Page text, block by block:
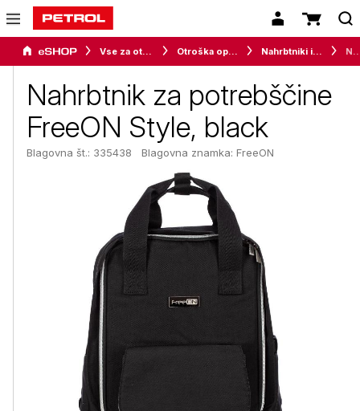
Vse za otroke Otroška oprema Nahrbtniki in kengurujčki
Nahrbtnik za potrebščine
FreeON Style, black
Blagovna št.: 335438 Blagovna znamka: FreeON